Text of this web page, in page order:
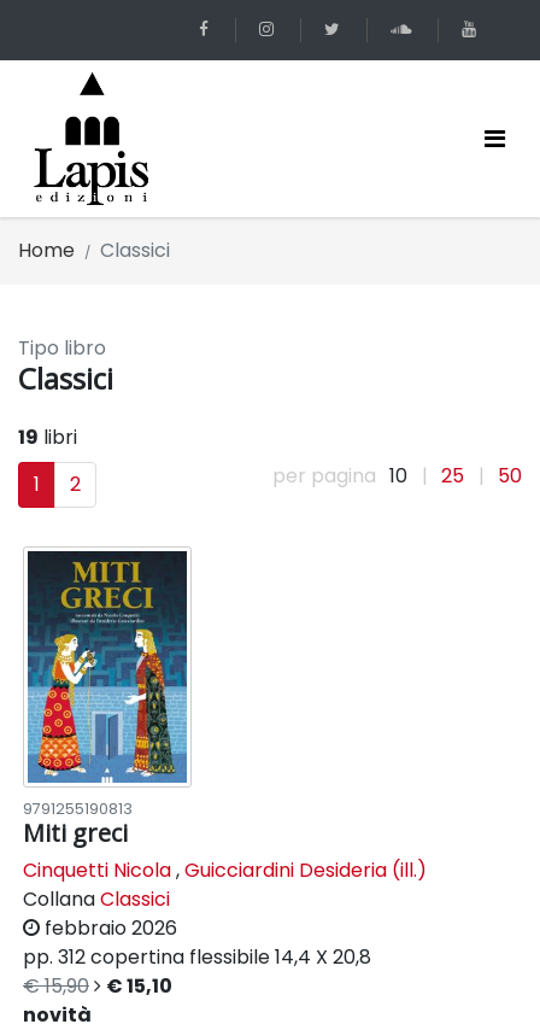
Home Classici
Tipo libro
Classici
19 libri
1
2 per pagina 10 | 25 | 50
9791255190813
Miti greci
Cinquetti Nicola,Guicciardini Desideria (ill.)
CollanaClassici
febbraio 2026
pp. 312copertina flessibile14,4 X 20,8
€ 15,90
€ 15,10
novità